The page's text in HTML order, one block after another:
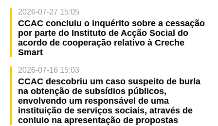
2026-07-27 15:05
CCAC concluiu o inquérito sobre a cessação
por parte do Instituto de Acção Social do
acordo de cooperação relativo à Creche
Smart
2026-07-16 15:03
CCAC descobriu um caso suspeito de burla
na obtenção de subsídios públicos,
envolvendo um responsável de uma
instituição de serviços sociais, através de
conluio na apresentação de propostas